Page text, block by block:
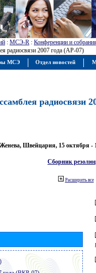
: МСЭ-R : Конференции и
радиосвязи 2007 года (АР-07)
радиосвязи
Швейцария, 15 октября -
Сборник
Расширить все
МСЭ Отдел новостей